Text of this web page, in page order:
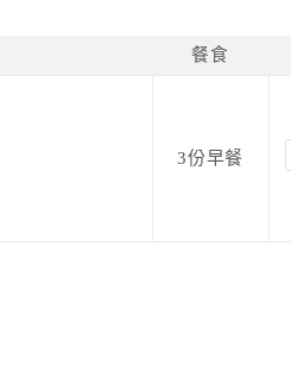
餐食
3份早餐